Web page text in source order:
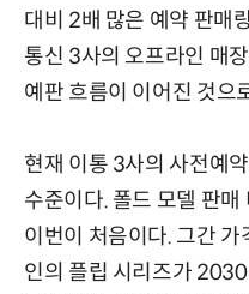
대비 2배 많은 예약 판매
통신 3사의 오프라인 매
예판 흐름이 이어진 것으
현재 이통 3사의 사전예
수준이다. 폴드 모델 판
이번이 처음이다. 그간
인의 플립 시리즈가